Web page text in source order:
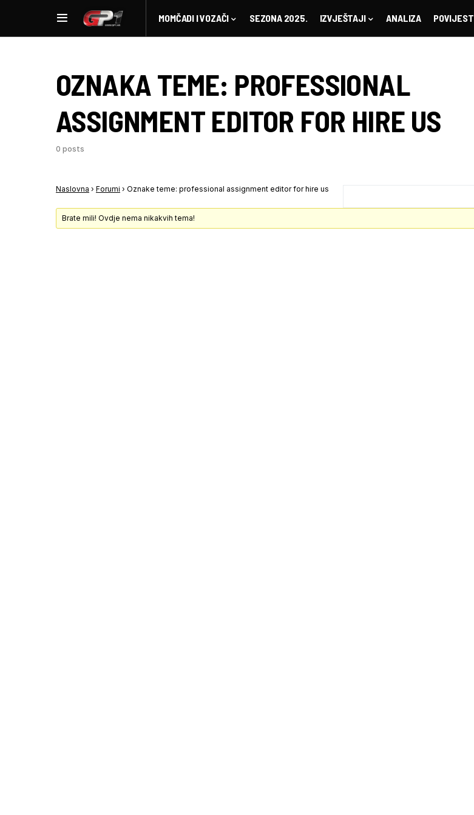
MOMČADI I VOZAČI SEZONA 2025. IZVJEŠTAJI ANALIZA POVIJEST
OZNAKA TEME: PROFESSIONAL
ASSIGNMENT EDITOR FOR HIRE US
0 posts
Naslovna › Forumi › Oznake teme: professional assignment editor for hire us
Brate mili! Ovdje nema nikakvih tema!